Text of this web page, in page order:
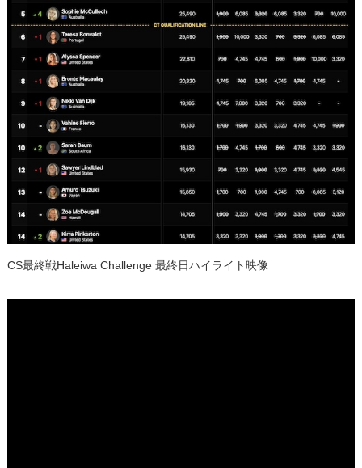
CS最終戦Haleiwa Challenge 最終日ハイライト映像